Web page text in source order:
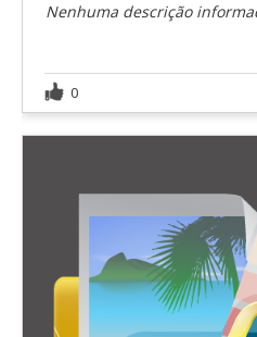
Nenhuma descrição
0